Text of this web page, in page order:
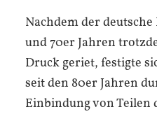
Nachdem der
und 70er Jahren
Druck geriet, festigte
seit den 80er Jahren
Einbindung von Teilen